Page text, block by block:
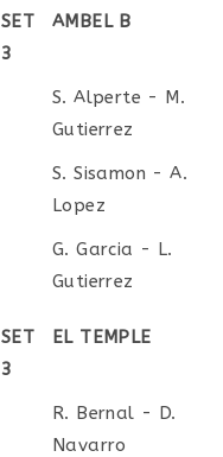
SET
3
AMBEL B
S. Alperte - M.
Gutierrez
S. Sisamon - A.
Lopez
G. Garcia - L.
Gutierrez
SET
3
EL TEMPLE
R. Bernal - D.
Navarro